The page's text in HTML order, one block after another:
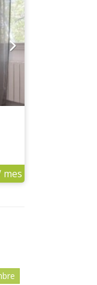
mes